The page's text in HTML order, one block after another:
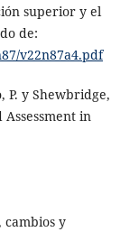
superior y el
de:
v22n87a4.pdf
P. y Shewbridge,
Assessment in
cambios y